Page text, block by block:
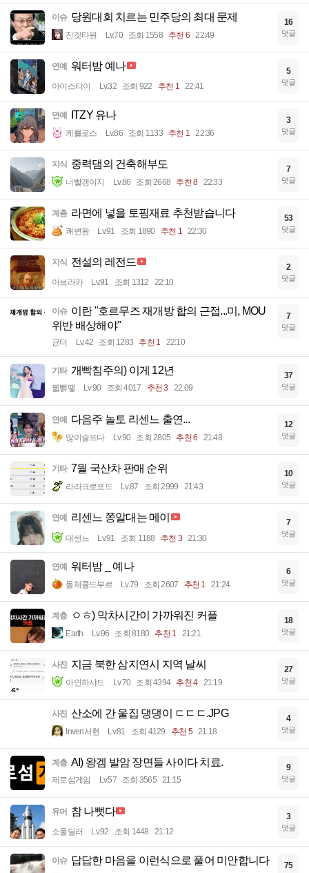
이슈 당원대회 치르는 민주당의 최대 문제
진겟타원 Lv.70 조회 1558 추천 6 22:49
16
댓글
연예 워터밤 예나
아이스티이 Lv.32 조회 922 추천 1 22:41
5
댓글
연예 ITZY 유나
케를로스 Lv.86 조회 1133 추천 1 22:36
3
댓글
지식 중력댐의 건축해부도
너빨갱이지 Lv.86 조회 2668 추천 8 22:33
7
댓글
계층 라면에 넣을 토핑재료 추천받습니다
쾌변왕 Lv.91 조회 1890 추천 1 22:30
53
댓글
지식 전설의 레전드
아브라카 Lv.91 조회 1312 22:10
2
댓글
이슈 이란 "호르무즈 재개방 합의 근접...미, MOU
위반 배상해야"
균터 Lv.42 조회 1283 추천 1 22:10
7
댓글
기타 개빡침주의) 이게 12년
꿻뻵뗗 Lv.90 조회 4017 추천 3 22:09
37
댓글
연예 다음주 놀토 리센느 출연...
많이슬프다 Lv.90 조회 2805 추천 6 21:48
12
댓글
기타 7월 국산차 판매 순위
라라크로포드 Lv.87 조회 2999 21:43
10
댓글
연예 리센느 쫑알대는 메이
대센느 Lv.91 조회 1188 추천 3 21:30
7
댓글
연예 워터밤 _ 예나
돌체콜드부르 Lv.79 조회 2607 추천 1 21:24
6
댓글
계층 ㅇㅎ) 막차시간이 가까워진 커플
Earth Lv.96 조회 8180 추천 1 21:21
18
댓글
사진 지금 북한 삼지연시 지역 날씨
아인하샤드 Lv.70 조회 4394 추천 4 21:19
27
댓글
사진 산소에 간 울집 댕댕이 ㄷㄷㄷ.JPG
Inven서현 Lv.81 조회 4129 추천 5 21:18
4
댓글
계층 AI) 왕겜 발암 장면들 사이다 치료.
제로섬게임 Lv.57 조회 3565 21:15
9
댓글
유머 참 나뻣다
소울딜러 Lv.92 조회 1448 21:12
3
댓글
이슈 답답한 마음을 이런식으로 풀어 미안합니다 75